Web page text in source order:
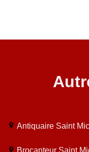
Antiquaire Saint
Brocanteur Saint